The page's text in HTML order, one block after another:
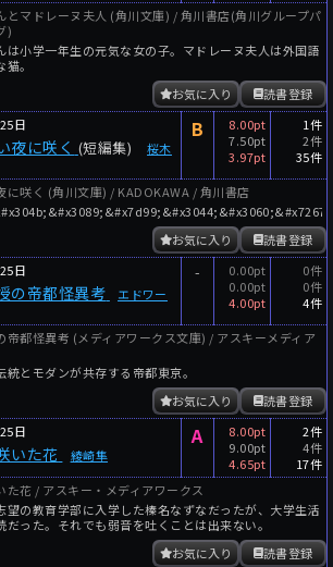
とマドレーヌ夫人 (角川文庫) / 角川書店(角川グループパ
)
は小学一年生の元気な女の子。マドレーヌ夫人は外国語
。
読書登録
お気に入り
日
夜に咲く (短編集)
桜木
B
8.00pt
7.50pt
3.97pt
1件
2件
35件
に咲く (角川文庫) / KADOKAWA / 角川書店
読書登録
お気に入り
日
の帝都怪異考
エドワー
-
0.00pt
0.00pt
4.00pt
0件
0件
4件
帝都怪異考 (メディアワークス文庫) / アスキーメディア
統とモダンが共存する帝都東京。
読書登録
お気に入り
日
いた花 綾崎隼
A
8.00pt
9.00pt
4.65pt
2件
4件
17件
た花 / アスキー・メディアワークス
望の教育学部に入学した榛名なずなだったが、大学生活
だった。それでも弱音を吐くことは出来ない。
読書登録
お気に入り